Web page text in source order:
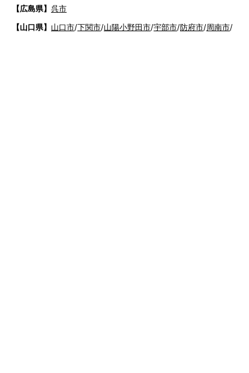
【広島県】 呉市
【山口県】 山口市/下関市/山陽小野田市/宇部市/防府市/周南市/